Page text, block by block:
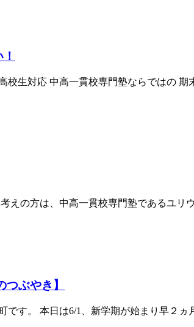
校生対応 中高一貫校専門塾ならではの
の方は、中高一貫校専門塾であるユリ
ぶやき】
です。 本日は6/1、新学期が始まり早２